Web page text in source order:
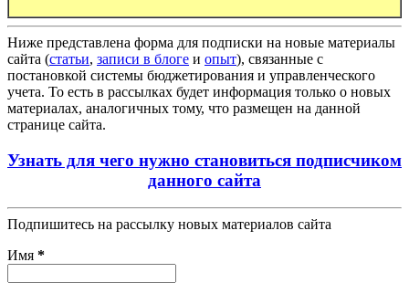
Ниже представлена форма для подписки на новые материалы
сайта (статьи, записи в блоге и опыт), связанные с
постановкой системы бюджетирования и управленческого
учета. То есть в рассылках будет информация только о новых
материалах, аналогичных тому, что размещен на данной
странице сайта.
Узнать для чего нужно становиться подписчиком
данного сайта
Подпишитесь на рассылку новых материалов сайта
Имя *